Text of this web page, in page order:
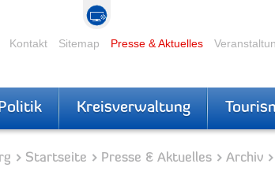
Kontakt Sitemap Presse & Aktuelles
Kreisverwaltung
Startseite Presse & Aktuelles Archiv